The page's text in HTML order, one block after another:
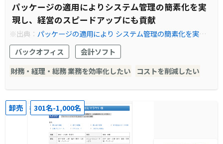
パッケージの適用によりシステム管理の簡素化を実
現し、経営のスピードアップにも貢献
※出典： パッケージの適用により システム管理の簡素化を実現
し、経営のスピードアップにも貢献
バックオフィス
会計ソフト
財務・経理・総務 業務を効率化したい
コストを削減したい
卸売 301名-1,000名